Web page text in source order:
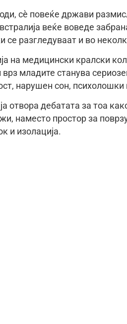
сè повеќе држави
веќе воведе
се разгледуваат и во
на медицински кралски
младите станува
нарушен сон,
отвора дебатата за тоа
наместо простор за
и изолација.